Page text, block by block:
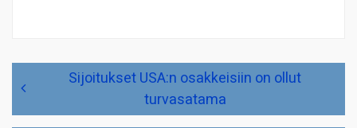
selaus
Sijoitukset USA:n osakkeisiin on ollut
turvasatama